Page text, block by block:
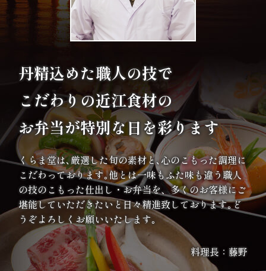
品・
シ
ョ
ン
近
江
牛・
肉
メ
丹精込めた職人の技で
こだわりの近江食材の
お弁当が特別な日を彩ります
くらま堂は､厳選した旬の素材と､心のこもった調理に
こだわっております｡他とは一味もふた味も違う職人
の技のこもった仕出し・お弁当を、多くのお客様にご
堪能していただきたいと日々精進致しております｡ど
うぞよろしくお願いいたします｡
料理長：藤野